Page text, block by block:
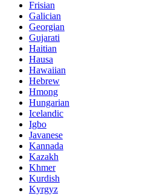
Frisian
Galician
Georgian
Gujarati
Haitian
Hausa
Hawaiian
Hebrew
Hmong
Hungarian
Icelandic
Igbo
Javanese
Kannada
Kazakh
Khmer
Kurdish
Kyrgyz